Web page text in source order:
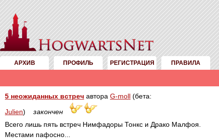
АРХИВ ПРОФИЛЬ РЕГИСТРАЦИЯ ПРАВИЛА
5 неожиданных встреч автора G-moll (бета:
Julien) закончен
Всего лишь пять встреч Нимфадоры Тонкс и Драко Малфоя.
Местами пафосно...